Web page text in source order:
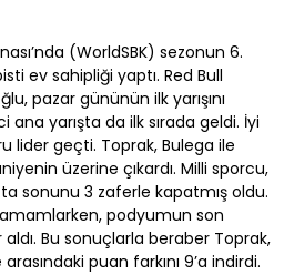
(WorldSBK) sezonun 6.
ev sahipliği yaptı. Red Bull
pazar gününün ilk yarışını
yarışta da ilk sırada geldi. İyi
lider geçti. Toprak, Bulega ile
üzerine çıkardı. Milli sporcu,
sonunu 3 zaferle kapatmış oldu.
tamamlarken, podyumun son
Bu sonuçlarla beraber Toprak,
puan farkını 9’a indirdi.